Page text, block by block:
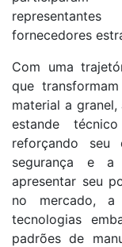
fornecedores
Com uma
que
material a
estande
reforçando seu
segurança e a
apresentar seu
no mercado, a
tecnologias
padrões de